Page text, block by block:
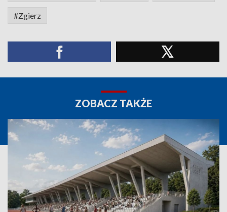
#Zgierz
ZOBACZ TAKŻE